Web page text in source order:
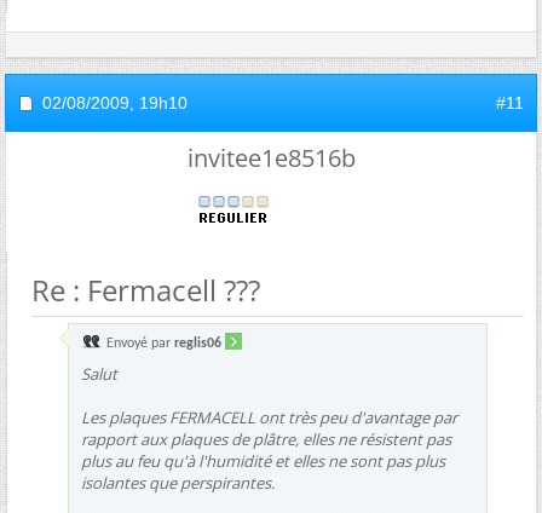
02/08/2009, 19h10 #11
invitee1e8516b
Re : Fermacell ???
Envoyé par reglis06
Salut
Les plaques FERMACELL ont très peu d'avantage par
rapport aux plaques de plâtre, elles ne résistent pas
plus au feu qu'à l'humidité et elles ne sont pas plus
isolantes que perspirantes.